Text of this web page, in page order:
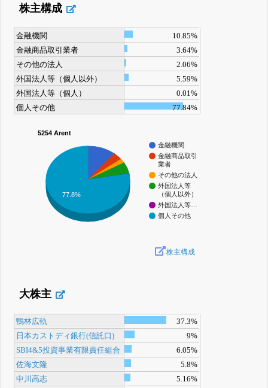
株主構成
金融機関
10.85%
金融商品取引業者
3.64%
その他の法人
2.06%
外国法人等（個人以外）
5.59%
外国法人等（個人）
0.01%
個人その他
77.84%
5254 Arent
金融機関
金融商品取引
業者
その他の法人
外国法人等
（個人以外）
外国法人等…
個人その他
77.8%
株主構成
大株主
鴨林広軌
37.3%
日本カストディ銀行(信託口)
9%
SBI4&5投資事業有限責任組合
6.05%
佐海文隆
5.8%
中川高志
5.16%